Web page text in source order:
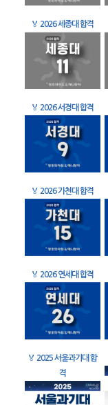
🏅 2026 세종대 합격
🏅 2026 서경대 합격
🏅 2026 가천대 합격
🏅 2026 연세대 합격
🏅 2025 서울과기대 합
격